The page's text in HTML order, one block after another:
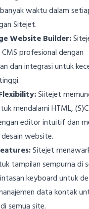
waktu dalam
Sitejet.
Website Builder:
profesional dengan
dan integrasi untuk
Siitejet
mendalami HTML,
editor intuitif dan
website.
Sitejet
tampilan sempurna di
keyboard untuk
data kontak
semua site.